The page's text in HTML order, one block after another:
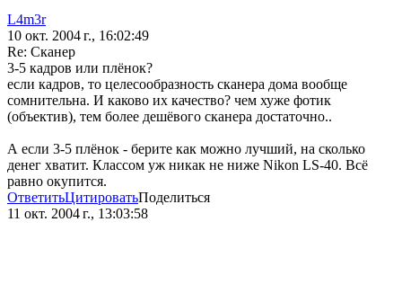
L4m3r
10 окт. 2004 г., 16:02:49
Re: Сканер
3-5 кадров или плёнок?
если кадров, то целесообразность сканера дома вообще
сомнительна. И каково их качество? чем хуже фотик
(объектив), тем более дешёвого сканера достаточно..
А если 3-5 плёнок - берите как можно лучший, на сколько
денег хватит. Классом уж никак не ниже Nikon LS-40. Всё
равно окупится.
ОтветитьЦитироватьПоделиться
11 окт. 2004 г., 13:03:58